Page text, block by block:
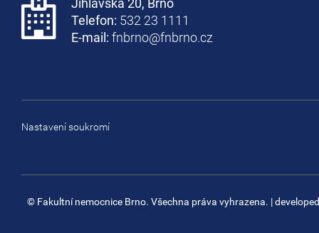
Jihlavská 20, Brno
Telefon: 532 23 1111
E-mail: fnbrno@fnbrno.cz
Nastavení soukromí
© Fakultní nemocnice Brno. Všechna práva vyhrazena. |